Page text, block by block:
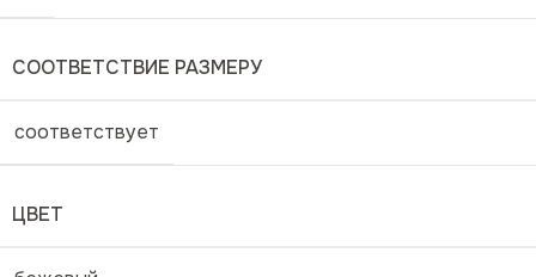
СООТВЕТСТВИЕ РАЗМЕРУ
соответствует
ЦВЕТ